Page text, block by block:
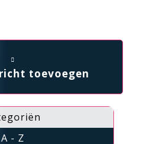
toevoegen
A - Z